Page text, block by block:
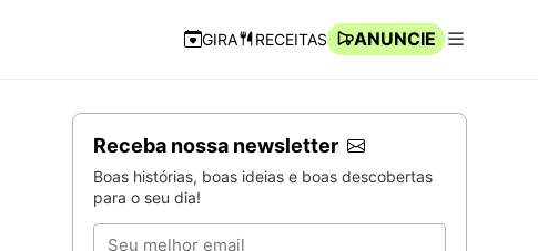
Navegação Rápida
GIRA RECEITAS
ANUNCIE
Receba nossa newsletter
Boas histórias, boas ideias e boas descobertas
para o seu dia!
Email